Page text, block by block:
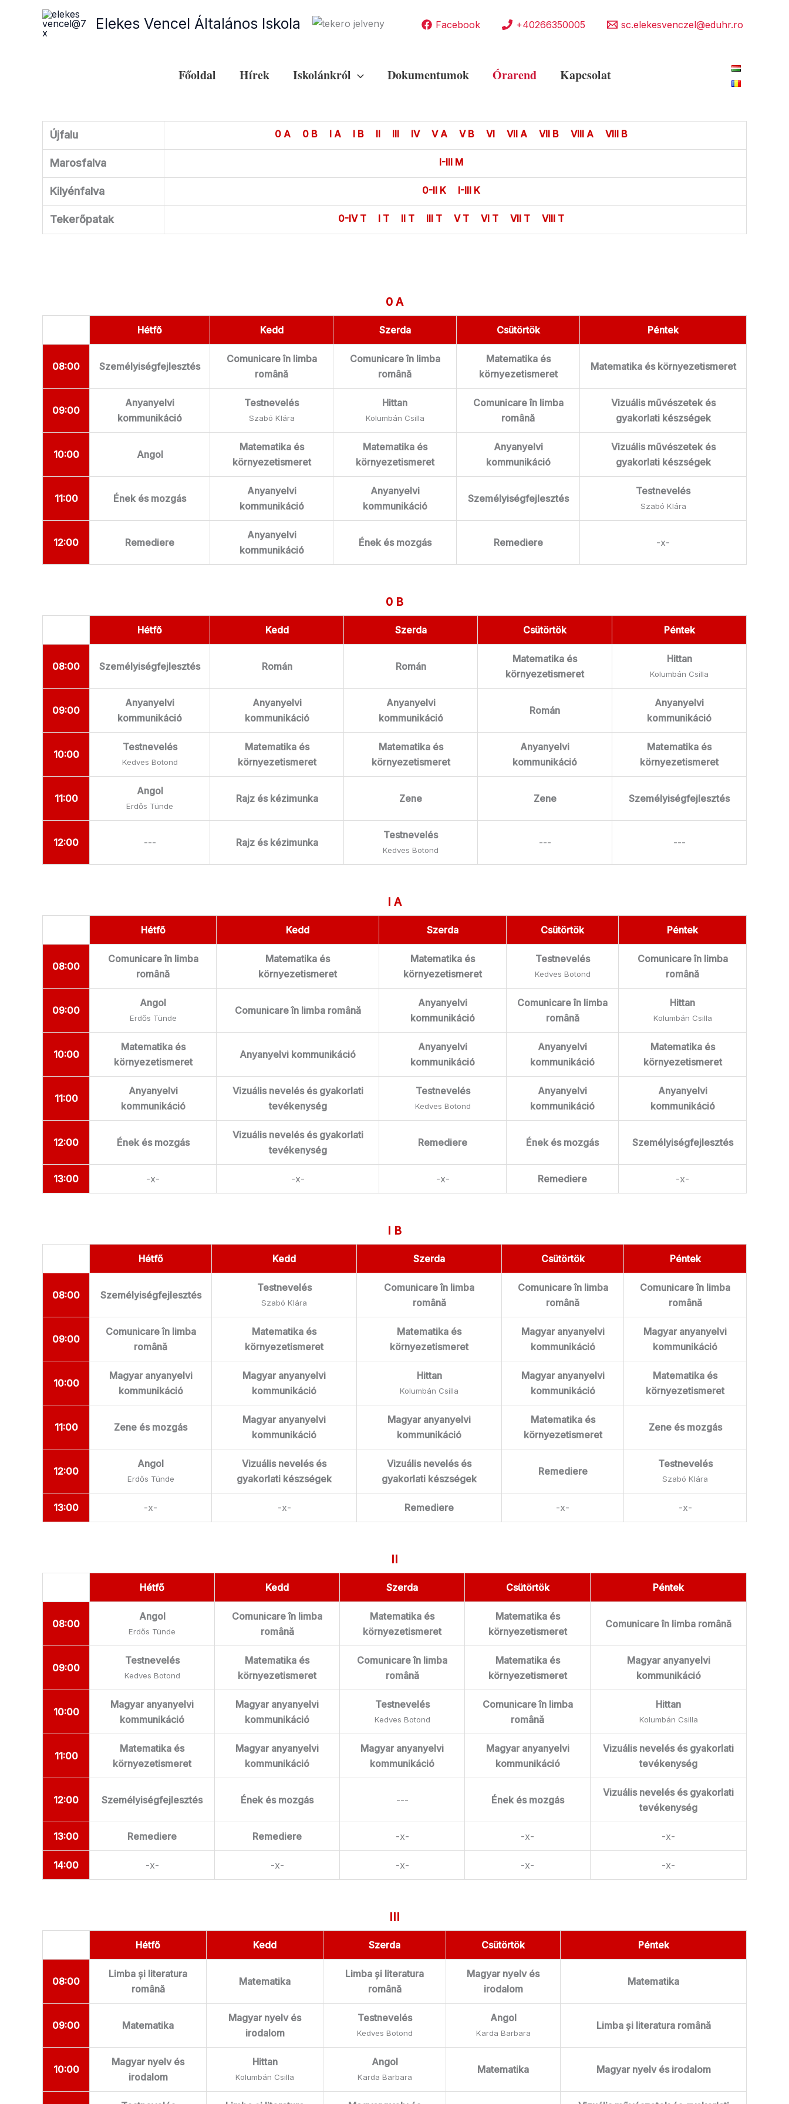
Elekes Vencel Általános Iskola Facebook +40266350005 sc.elekesvenczel@eduhr.ro
Főoldal Hírek Iskolánkról Dokumentumok Órarend Kapcsolat
Újfalu 0 A 0 B I A I B II III IV V A V B VI VII A VII B VIII A VIII B
Marosfalva I-III M
Kilyénfalva 0-II K I-III K
Tekerőpatak 0-IV T I T II T III T V T VI T VII T VIII T
0 A
Hétfő Kedd Szerda Csütörtök Péntek
08:00 Személyiségfejlesztés
Comunicare în limba
română
Comunicare în limba
română
Matematika és
környezetismeret
Matematika és környezetismeret
09:00
Anyanyelvi
kommunikáció
Testnevelés
Szabó Klára
Hittan
Kolumbán Csilla
Comunicare în limba
română
Vizuális művészetek és
gyakorlati készségek
10:00 Angol
Matematika és
környezetismeret
Matematika és
környezetismeret
Anyanyelvi
kommunikáció
Vizuális művészetek és
gyakorlati készségek
11:00 Ének és mozgás
Anyanyelvi
kommunikáció
Anyanyelvi
kommunikáció
Személyiségfejlesztés
Testnevelés
Szabó Klára
12:00 Remediere
Anyanyelvi
kommunikáció
Ének és mozgás Remediere -x-
0 B
Hétfő Kedd Szerda Csütörtök Péntek
08:00 Személyiségfejlesztés Román Román
Matematika és
környezetismeret
Hittan
Kolumbán Csilla
09:00
Anyanyelvi
kommunikáció
Anyanyelvi
kommunikáció
Anyanyelvi
kommunikáció
Román
Anyanyelvi
kommunikáció
10:00
Testnevelés
Kedves Botond
Matematika és
környezetismeret
Matematika és
környezetismeret
Anyanyelvi
kommunikáció
Matematika és
környezetismeret
11:00
Angol
Erdős Tünde
Rajz és kézimunka Zene Zene Személyiségfejlesztés
12:00 --- Rajz és kézimunka
Testnevelés
Kedves Botond
--- ---
I A
Hétfő Kedd Szerda Csütörtök Péntek
08:00
Comunicare în limba
română
Matematika és
környezetismeret
Matematika és
környezetismeret
Testnevelés
Kedves Botond
Comunicare în limba
română
09:00
Angol
Erdős Tünde
Comunicare în limba română
Anyanyelvi
kommunikáció
Comunicare în limba
română
Hittan
Kolumbán Csilla
10:00
Matematika és
környezetismeret
Anyanyelvi kommunikáció
Anyanyelvi
kommunikáció
Anyanyelvi
kommunikáció
Matematika és
környezetismeret
11:00
Anyanyelvi
kommunikáció
Vizuális nevelés és gyakorlati
tevékenység
Testnevelés
Kedves Botond
Anyanyelvi
kommunikáció
Anyanyelvi
kommunikáció
12:00 Ének és mozgás
Vizuális nevelés és gyakorlati
tevékenység
Remediere Ének és mozgás Személyiségfejlesztés
13:00 -x- -x- -x- Remediere -x-
I B
Hétfő Kedd Szerda Csütörtök Péntek
08:00 Személyiségfejlesztés
Testnevelés
Szabó Klára
Comunicare în limba
română
Comunicare în limba
română
Comunicare în limba
română
09:00
Comunicare în limba
română
Matematika és
környezetismeret
Matematika és
környezetismeret
Magyar anyanyelvi
kommunikáció
Magyar anyanyelvi
kommunikáció
10:00
Magyar anyanyelvi
kommunikáció
Magyar anyanyelvi
kommunikáció
Hittan
Kolumbán Csilla
Magyar anyanyelvi
kommunikáció
Matematika és
környezetismeret
11:00 Zene és mozgás
Magyar anyanyelvi
kommunikáció
Magyar anyanyelvi
kommunikáció
Matematika és
környezetismeret
Zene és mozgás
12:00
Angol
Erdős Tünde
Vizuális nevelés és
gyakorlati készségek
Vizuális nevelés és
gyakorlati készségek
Remediere
Testnevelés
Szabó Klára
13:00 -x- -x- Remediere -x- -x-
II
Hétfő Kedd Szerda Csütörtök Péntek
08:00
Angol
Erdős Tünde
Comunicare în limba
română
Matematika és
környezetismeret
Matematika és
környezetismeret
Comunicare în limba română
09:00
Testnevelés
Kedves Botond
Matematika és
környezetismeret
Comunicare în limba
română
Matematika és
környezetismeret
Magyar anyanyelvi
kommunikáció
10:00
Magyar anyanyelvi
kommunikáció
Magyar anyanyelvi
kommunikáció
Testnevelés
Kedves Botond
Comunicare în limba
română
Hittan
Kolumbán Csilla
11:00
Matematika és
környezetismeret
Magyar anyanyelvi
kommunikáció
Magyar anyanyelvi
kommunikáció
Magyar anyanyelvi
kommunikáció
Vizuális nevelés és gyakorlati
tevékenység
12:00 Személyiségfejlesztés Ének és mozgás --- Ének és mozgás
Vizuális nevelés és gyakorlati
tevékenység
13:00 Remediere Remediere -x- -x- -x-
14:00 -x- -x- -x- -x- -x-
III
Hétfő Kedd Szerda Csütörtök Péntek
08:00
Limba și literatura
română
Matematika
Limba și literatura
română
Magyar nyelv és
irodalom
Matematika
09:00 Matematika
Magyar nyelv és
irodalom
Testnevelés
Kedves Botond
Angol
Karda Barbara
Limba și literatura română
10:00
Magyar nyelv és
irodalom
Hittan
Kolumbán Csilla
Angol
Karda Barbara
Matematika Magyar nyelv és irodalom